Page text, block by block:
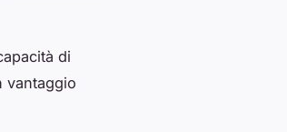
di
vantaggio